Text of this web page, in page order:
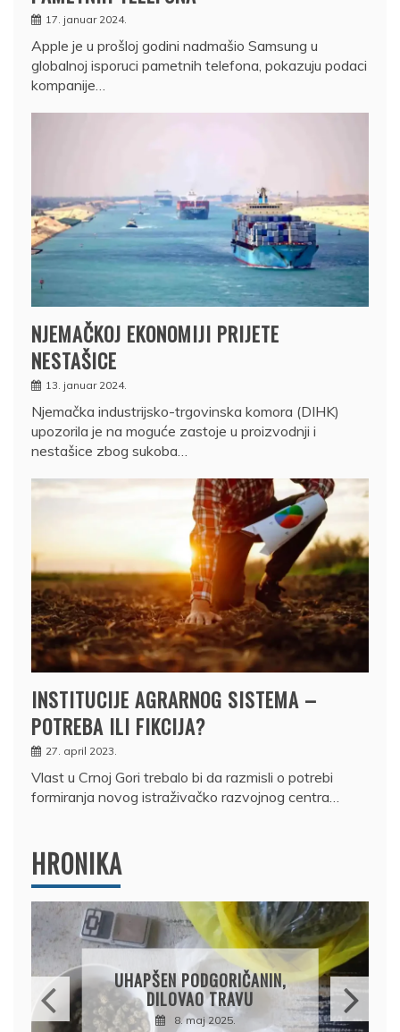
17. januar 2024.
Apple je u prošloj godini nadmašio Samsung u
globalnoj isporuci pametnih telefona, pokazuju podaci
kompanije…
NJEMAČKOJ EKONOMIJI PRIJETE
NESTAŠICE
13. januar 2024.
Njemačka industrijsko-trgovinska komora (DIHK)
upozorila je na moguće zastoje u proizvodnji i
nestašice zbog sukoba…
INSTITUCIJE AGRARNOG SISTEMA –
POTREBA ILI FIKCIJA?
27. april 2023.
Vlast u Crnoj Gori trebalo bi da razmisli o potrebi
formiranja novog istraživačko razvojnog centra…
HRONIKA
DRŽAVLJANIN RUSIJE
OSUMNJIČEN DA JE
PRODAO TUĐI BMW,
DRŽAVU NAPUSTIO
BRODOM